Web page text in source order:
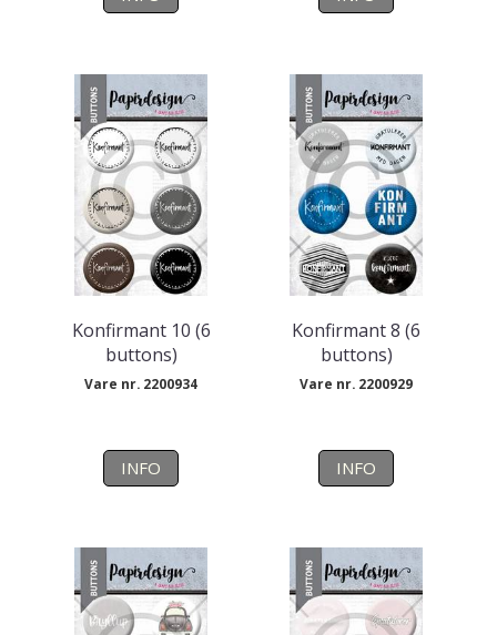
Konfirmant 10 (6
buttons)
Vare nr. 2200934
INFO
Konfirmant 8 (6
buttons)
Vare nr. 2200929
INFO